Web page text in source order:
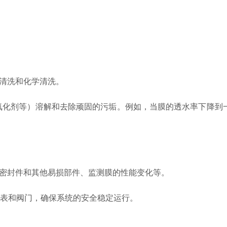
和化学清洗。
等）溶解和去除顽固的污垢。例如，当膜的透水率下降到
件和其他易损部件、监测膜的性能变化等。
阀门，确保系统的安全稳定运行。